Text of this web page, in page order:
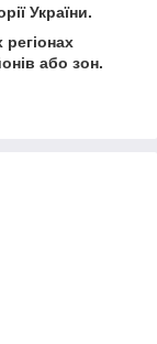
України.
або зон.